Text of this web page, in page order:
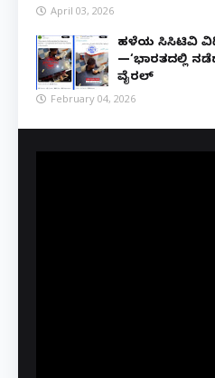
April 03, 2026
ಹಳೆಯ ಸಿಸಿಟಿವಿ
—‘ಭಾರತದಲ್ಲಿ
ವೈರಲ್
February 04, 2026